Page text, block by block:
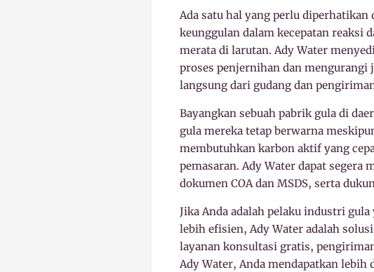
Ada satu hal yang perlu
keunggulan dalam kecepatan reaksi
merata di larutan. Ady Water
proses penjernihan dan mengurangi
langsung dari gudang dan
Bayangkan sebuah pabrik gula di
gula mereka tetap berwarna
membutuhkan karbon aktif yang
pemasaran. Ady Water dapat
dokumen COA dan MSDS, serta
Jika Anda adalah pelaku industri
lebih efisien, Ady Water adalah
layanan konsultasi gratis,
Ady Water, Anda mendapatkan